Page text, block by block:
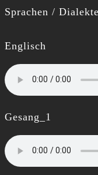
Sprachen /
Englisch
Gesang_1